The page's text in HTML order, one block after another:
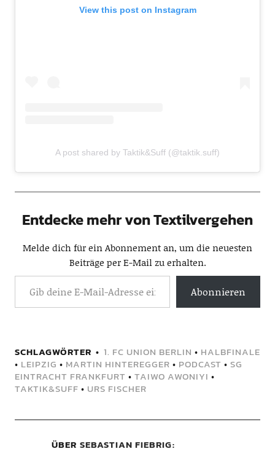
View this post on Instagram
A post shared by Taktik&Suff (@taktik.suff)
Entdecke mehr von Textilvergehen
Melde dich für ein Abonnement an, um die neuesten
Beiträge per E-Mail zu erhalten.
Abonnieren
SCHLAGWÖRTER 1. FC UNION BERLIN • HALBFINALE
• LEIPZIG • MARTIN HINTEREGGER • PODCAST • SG
EINTRACHT FRANKFURT • TAIWO AWONIYI •
TAKTIK&SUFF • URS FISCHER
ÜBER SEBASTIAN FIEBRIG